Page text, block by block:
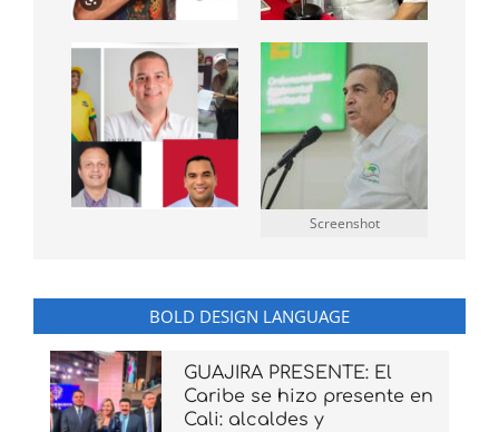
Screenshot
BOLD DESIGN LANGUAGE
GUAJIRA PRESENTE: El
Caribe se hizo presente en
Cali: alcaldes y